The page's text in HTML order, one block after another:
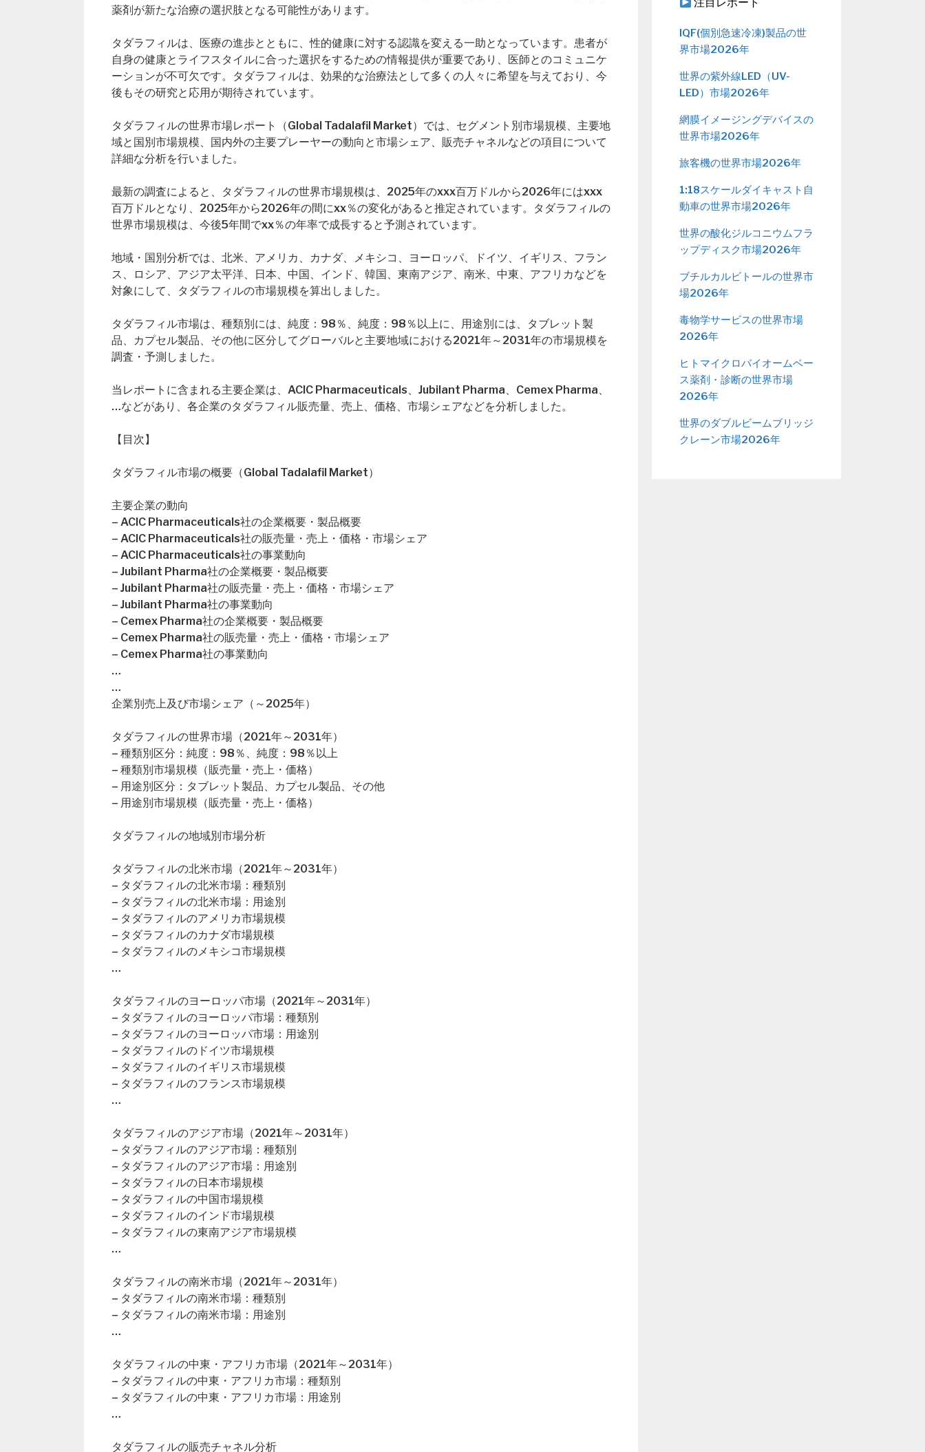
薬剤が新たな治療の選択肢となる可能性があります。
タダラフィルは、医療の進歩とともに、性的健康に対する認識を変える一助となっています。患者が
自身の健康とライフスタイルに合った選択をするための情報提供が重要であり、医師とのコミュニケ
ーションが不可欠です。タダラフィルは、効果的な治療法として多くの人々に希望を与えており、今
後もその研究と応用が期待されています。
タダラフィルの世界市場レポート（Global Tadalafil Market）では、セグメント別市場規模、主要地
域と国別市場規模、国内外の主要プレーヤーの動向と市場シェア、販売チャネルなどの項目について
詳細な分析を行いました。
最新の調査によると、タダラフィルの世界市場規模は、2025年のxxx百万ドルから2026年にはxxx
百万ドルとなり、2025年から2026年の間にxx％の変化があると推定されています。タダラフィルの
世界市場規模は、今後5年間でxx％の年率で成長すると予測されています。
地域・国別分析では、北米、アメリカ、カナダ、メキシコ、ヨーロッパ、ドイツ、イギリス、フラン
ス、ロシア、アジア太平洋、日本、中国、インド、韓国、東南アジア、南米、中東、アフリカなどを
対象にして、タダラフィルの市場規模を算出しました。
タダラフィル市場は、種類別には、純度：98％、純度：98％以上に、用途別には、タブレット製
品、カプセル製品、その他に区分してグローバルと主要地域における2021年～2031年の市場規模を
調査・予測しました。
当レポートに含まれる主要企業は、ACIC Pharmaceuticals、Jubilant Pharma、Cemex Pharma、
…などがあり、各企業のタダラフィル販売量、売上、価格、市場シェアなどを分析しました。
【目次】
タダラフィル市場の概要（Global Tadalafil Market）
主要企業の動向
– ACIC Pharmaceuticals社の企業概要・製品概要
– ACIC Pharmaceuticals社の販売量・売上・価格・市場シェア
– ACIC Pharmaceuticals社の事業動向
– Jubilant Pharma社の企業概要・製品概要
– Jubilant Pharma社の販売量・売上・価格・市場シェア
– Jubilant Pharma社の事業動向
– Cemex Pharma社の企業概要・製品概要
– Cemex Pharma社の販売量・売上・価格・市場シェア
– Cemex Pharma社の事業動向
…
…
企業別売上及び市場シェア（～2025年）
タダラフィルの世界市場（2021年～2031年）
– 種類別区分：純度：98％、純度：98％以上
– 種類別市場規模（販売量・売上・価格）
– 用途別区分：タブレット製品、カプセル製品、その他
– 用途別市場規模（販売量・売上・価格）
タダラフィルの地域別市場分析
タダラフィルの北米市場（2021年～2031年）
– タダラフィルの北米市場：種類別
– タダラフィルの北米市場：用途別
– タダラフィルのアメリカ市場規模
– タダラフィルのカナダ市場規模
– タダラフィルのメキシコ市場規模
…
タダラフィルのヨーロッパ市場（2021年～2031年）
– タダラフィルのヨーロッパ市場：種類別
– タダラフィルのヨーロッパ市場：用途別
– タダラフィルのドイツ市場規模
– タダラフィルのイギリス市場規模
– タダラフィルのフランス市場規模
…
タダラフィルのアジア市場（2021年～2031年）
– タダラフィルのアジア市場：種類別
– タダラフィルのアジア市場：用途別
– タダラフィルの日本市場規模
– タダラフィルの中国市場規模
– タダラフィルのインド市場規模
– タダラフィルの東南アジア市場規模
…
タダラフィルの南米市場（2021年～2031年）
– タダラフィルの南米市場：種類別
– タダラフィルの南米市場：用途別
…
タダラフィルの中東・アフリカ市場（2021年～2031年）
– タダラフィルの中東・アフリカ市場：種類別
– タダラフィルの中東・アフリカ市場：用途別
…
タダラフィルの販売チャネル分析
IQF(個別急速冷凍)製品の世
界市場2026年
世界の紫外線LED（UV-
LED）市場2026年
網膜イメージングデバイスの
世界市場2026年
旅客機の世界市場2026年
1:18スケールダイキャスト自
動車の世界市場2026年
世界の酸化ジルコニウムフラ
ップディスク市場2026年
ブチルカルビトールの世界市
場2026年
毒物学サービスの世界市場
2026年
ヒトマイクロバイオームベー
ス薬剤・診断の世界市場
2026年
世界のダブルビームブリッジ
クレーン市場2026年